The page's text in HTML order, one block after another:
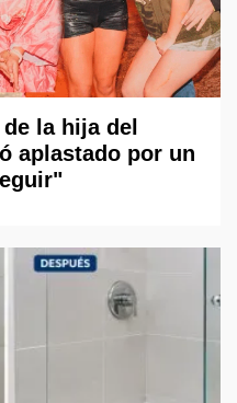
la hija del
aplastado por un